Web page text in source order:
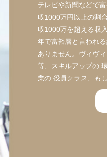
テレビや新聞などで
収1000万円以上の割
収1000万を超える収
年で富裕層と言われ
ありません。ヴィヴ
等、スキルアップの
業の 役員クラス、も